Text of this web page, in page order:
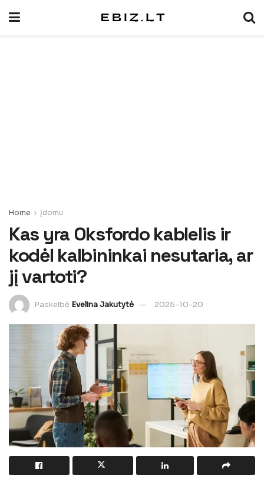
Home Įdomu
Kas yra Oksfordo kablelis ir
kodėl kalbininkai nesutaria, ar
jį vartoti?
Paskelbė Evelina Jakutytė 2025-10-20